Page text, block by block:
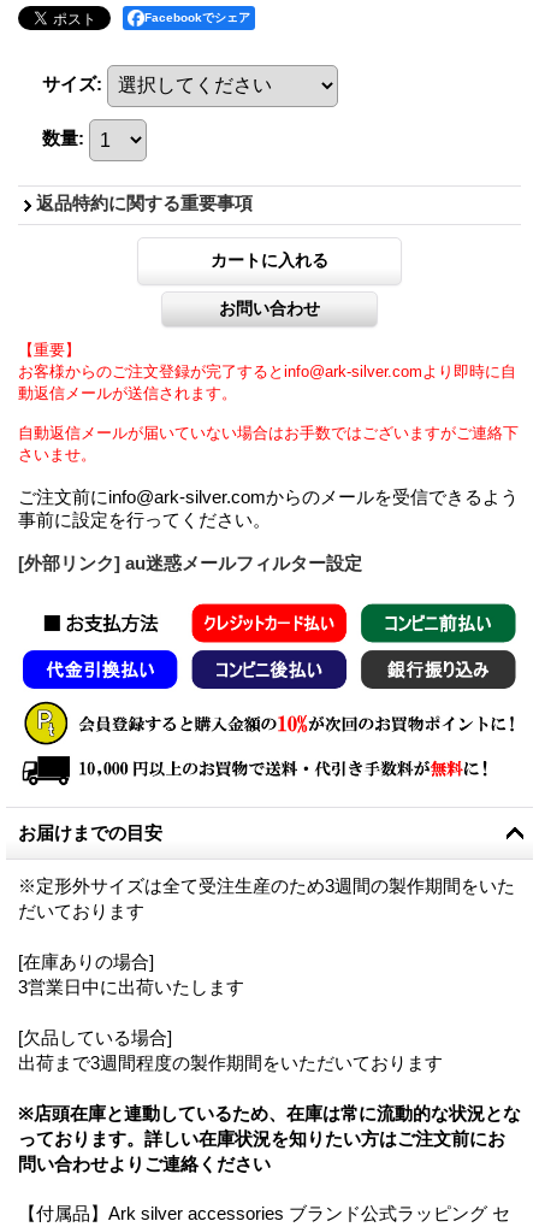
Facebookでシェア
サイズ:
数量:
返品特約に関する重要事項
【重要】
お客様からのご注文登録が完了するとinfo@ark-silver.comより即時に自
動返信メールが送信されます。
自動返信メールが届いていない場合はお手数ではございますがご連絡下
さいませ。
ご注文前にinfo@ark-silver.comからのメールを受信できるよう
事前に設定を行ってください。
[外部リンク] au迷惑メールフィルター設定
お届けまでの目安
※定形外サイズは全て受注生産のため3週間の製作期間をいた
だいております
[在庫ありの場合]
3営業日中に出荷いたします
[欠品している場合]
出荷まで3週間程度の製作期間をいただいております
※店頭在庫と連動しているため、在庫は常に流動的な状況とな
っております。詳しい在庫状況を知りたい方はご注文前にお
問い合わせよりご連絡ください
【付属品】Ark silver accessories ブランド公式ラッピング セ